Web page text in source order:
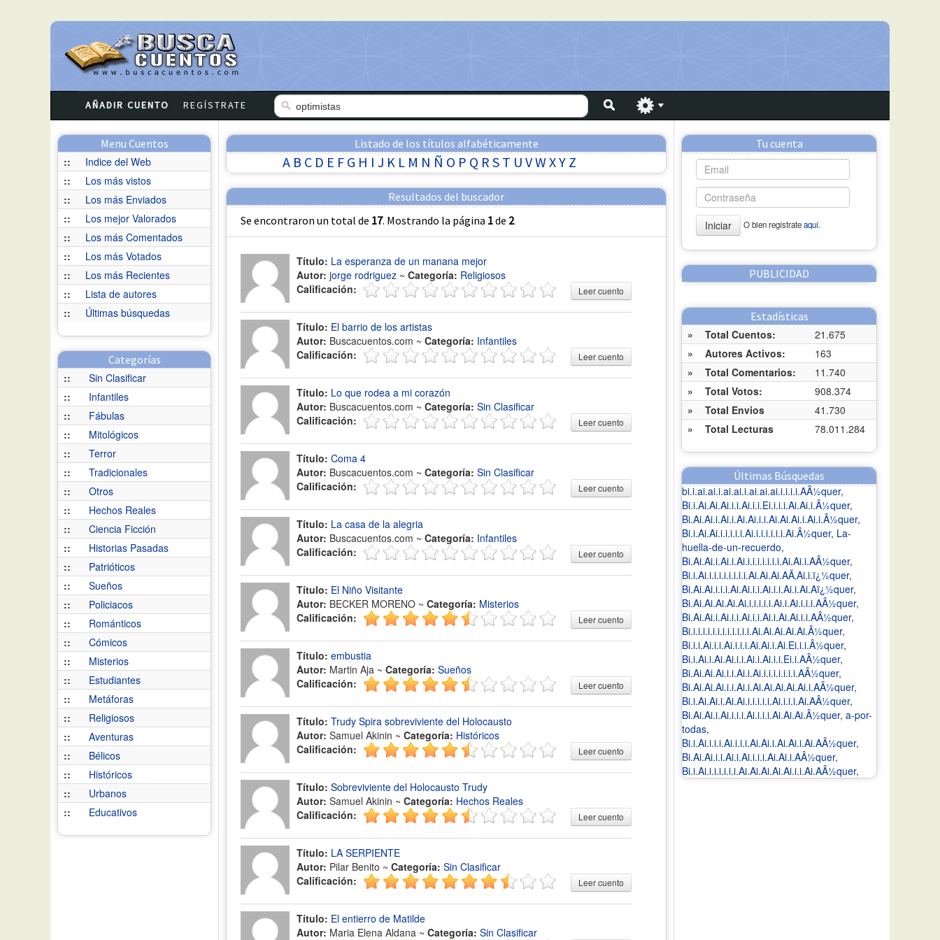
AÑADIR CUENTO REGÍSTRATE
Menu Cuentos
::
Indice del Web
::
Los más vistos
::
Los más Enviados
::
Los mejor Valorados
::
Los más Comentados
::
Los más Votados
::
Los más Recientes
::
Lista de autores
::
Últimas búsquedas
Categorías
::
Sin Clasificar
::
Infantiles
::
Fábulas
::
Mitológicos
::
Terror
::
Tradicionales
::
Otros
::
Hechos Reales
::
Ciencia Ficción
::
Historias Pasadas
::
Patrióticos
::
Sueños
::
Policiacos
::
Románticos
::
Cómicos
::
Misterios
::
Estudiantes
::
Metáforas
::
Religiosos
::
Aventuras
::
Bélicos
::
Históricos
::
Urbanos
::
Educativos
Listado de los títulos alfabéticamente
A B C D E F G H I J K L M N Ñ O P Q R S T U VWXY Z
Resultados del buscador
Se encontraron un total de 17. Mostrando la página 1de 2
Título: La esperanza de un manana mejor
Autor: jorge rodriguez ~ Categoría: Religiosos
Calificación:
Leer cuento
Título: El barrio de los artistas
Autor: Buscacuentos.com ~ Categoría: Infantiles
Calificación:
Leer cuento
Título: Lo que rodea a mi corazón
Autor: Buscacuentos.com ~ Categoría: Sin Clasificar
Calificación:
Leer cuento
Título: Coma 4
Autor: Buscacuentos.com ~ Categoría: Sin Clasificar
Calificación:
Leer cuento
Título: La casa de la alegria
Autor: Buscacuentos.com ~ Categoría: Infantiles
Calificación:
Leer cuento
Título: El Niño Visitante
Autor: BECKER MORENO ~ Categoría: Misterios
Calificación:
Leer cuento
Título: embustia
Autor: Martin Aja ~ Categoría: Sueños
Calificación:
Leer cuento
Título: Trudy Spira sobreviviente del Holocausto
Autor: Samuel Akinin ~ Categoría: Históricos
Calificación:
Leer cuento
Título: Sobreviviente del Holocausto Trudy
Autor: Samuel Akinin ~ Categoría: Hechos Reales
Calificación:
Leer cuento
Título: LA SERPIENTE
Autor: Pilar Benito ~ Categoría: Sin Clasificar
Calificación:
Leer cuento
Título: El entierro de Matilde
Autor: Maria Elena Aldana ~ Categoría: Sin Clasificar
Tu cuenta
Iniciar O bien regístrateaquí.
PUBLICIDAD
Estadísticas
»
Total Cuentos:
21.675
»
Autores Activos:
163
»
Total Comentarios:
11.740
»
Total Votos:
908.374
»
Total Envios
41.730
»
Total Lecturas 78.011.284
Últimas Búsquedas
bi.i.ai.ai.i.ai.ai.i.ai.ai.ai.i.i.i.i.AÂ½quer,
Bi.i.Ai.Ai.Ai.i.i.Ai.i.i.Ei.i.i.i.Ai.Ai.i.Â½quer,
Bi.Ai.Ai.i.Ai.i.Ai.Ai.i.i.Ai.Ai.Ai.i.Ai.i.Â½quer,
Bi.i.Ai.Ai.i.i.i.i.i.Ai.i.i.i.i.i.i.Ai.Â½quer, La-
huella-de-un-recuerdo,
Bi.Ai.Ai.i.Ai.i.Ai.i.i.i.i.i.i.i.Ai.Ai.i.AÂ½quer,
Bi.i.Ai.i.i.i.i.i.i.i.i.Ai.Ai.Ai.AÃ‚Ai.i.ï¿½quer,
Bi.Ai.Ai.i.i.i.Ai.Ai.i.i.Ai.i.i.Ai.i.Ai.Aï¿½quer,
Bi.Ai.Ai.Ai.Ai.Ai.i.i.i.i.i.Ai.i.Ai.i.i.i.AÂ½quer,
Bi.Ai.Ai.i.Ai.i.i.Ai.i.i.Ai.i.Ai.Ai.i.i.AÂ½quer,
Bi.i.i.i.i.i.i.i.i.i.i.i.i.Ai.Ai.Ai.Ai.Ai.Â½quer,
Bi.i.i.Ai.i.i.Ai.i.i.i.Ai.Ai.i.Ai.Ei.i.i.Â½quer,
Bi.i.Ai.i.Ai.Ai.i.i.Ai.i.Ai.i.i.Ei.i.AÂ½quer,
Bi.Ai.Ai.Ai.i.i.Ai.i.Ai.i.i.i.i.i.i.i.AÂ½quer,
Bi.Ai.Ai.Ai.i.i.Ai.i.Ai.Ai.Ai.Ai.Ai.i.AÂ½quer,
Bi.i.Ai.Ai.i.Ai.Ai.i.i.i.i.i.Ai.i.i.i.Ai.AÂ½quer,
Bi.Ai.Ai.i.Ai.i.i.i.Ai.i.i.i.Ai.Ai.Ai.Â½quer, a-por-
todas,
Bi.i.Ai.i.i.i.Ai.i.i.i.Ai.Ai.i.Ai.Ai.i.Ai.AÂ½quer,
Bi.Ai.Ai.i.i.Ai.i.Ai.i.i.i.Ai.Ai.i.AÂ½quer,
Bi.i.Ai.i.i.i.i.i.i.Ai.Ai.Ai.Ai.Ai.i.i.Ai.AÂ½quer,